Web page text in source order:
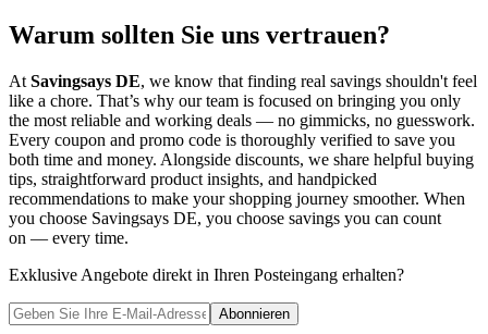
Warum sollten Sie uns vertrauen?
At Savingsays DE, we know that finding real savings shouldn't feel
like a chore. That’s why our team is focused on bringing you only
the most reliable and working deals — no gimmicks, no guesswork.
Every coupon and promo code is thoroughly verified to save you
both time and money. Alongside discounts, we share helpful buying
tips, straightforward product insights, and handpicked
recommendations to make your shopping journey smoother. When
you choose Savingsays DE, you choose savings you can count
on — every time.
Exklusive Angebote direkt in Ihren Posteingang erhalten?
Abonnieren